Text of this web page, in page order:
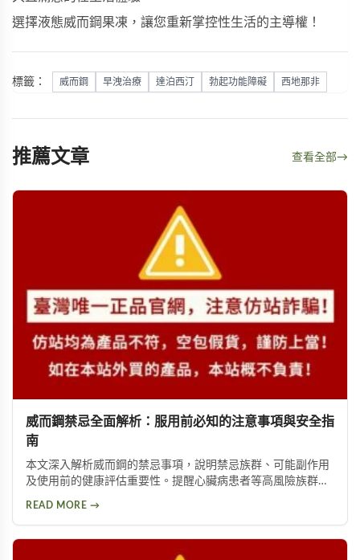
選擇液態威而鋼果凍，讓您重新掌控性生活的主導權！
標籤： 威而鋼 早洩治療 達泊西汀 勃起功能障礙 西地那非
推薦文章 查看全部→
威而鋼禁忌全面解析：服用前必知的注意事項與安全指
南
本文深入解析威而鋼的禁忌事項，說明禁忌族群、可能副作用
及使用前的健康評估重要性。提醒心臟病患者等高風險族群應
READ MORE →